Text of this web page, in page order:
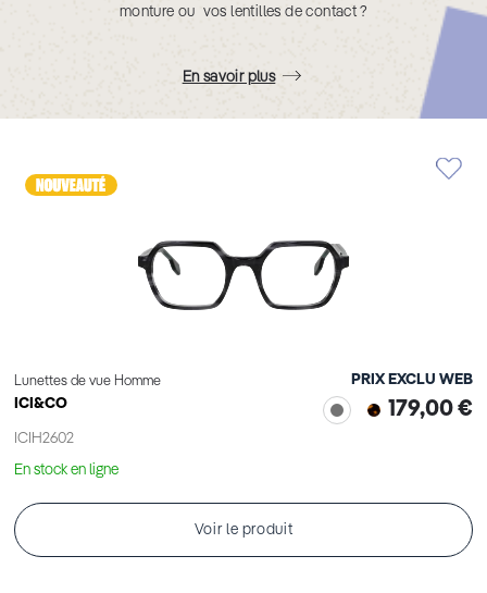
monture ou vos lentilles de contact ?
En savoir plus
Lunettes de vue Homme
ICI&CO
ICIH2602
PRIX EXCLU WEB
179,00 €
En stock en ligne
Voir le produit